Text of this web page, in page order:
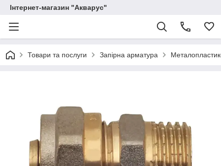
Інтернет-магазин "Акварус"
Товари та послуги Запірна арматура